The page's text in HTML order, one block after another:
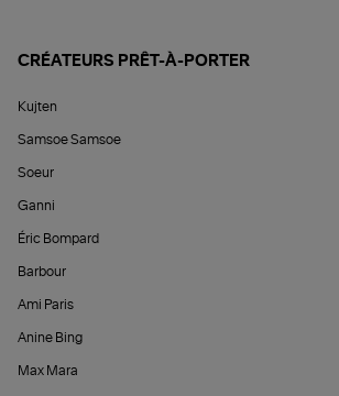
CRÉATEURS PRÊT-À-PORTER
Kujten
Samsoe Samsoe
Soeur
Ganni
Éric Bompard
Barbour
Ami Paris
Anine Bing
Max Mara